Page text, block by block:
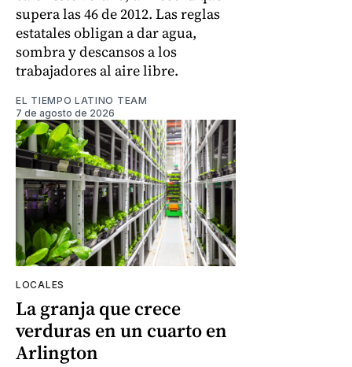
supera las 46 de 2012. Las reglas
estatales obligan a dar agua,
sombra y descansos a los
trabajadores al aire libre.
EL TIEMPO LATINO TEAM
7 de agosto de 2026
LOCALES
La granja que crece
verduras en un cuarto en
Arlington